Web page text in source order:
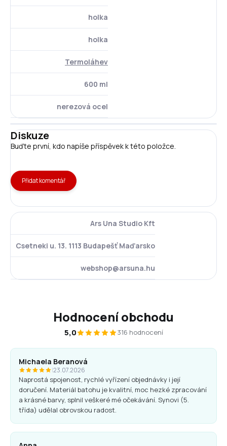
holka
holka
Termoláhev
600 ml
nerezová ocel
Diskuze
Buďte první, kdo napíše příspěvek k této položce.
Přidat komentář
Ars Una Studio Kft
Csetneki u. 13. 1113 Budapešť Maďarsko
webshop@arsuna.hu
Hodnocení obchodu
5,0 316 hodnocení
Michaela Beranová
|23.07.2026
Naprostá spojenost, rychlé vyřízení objednávky i její
doručení. Materiál batohu je kvalitní, moc hezké zpracování
a krásné barvy, splnil veškeré mé očekávání. Synovi (5.
třída) udělal obrovskou radost.